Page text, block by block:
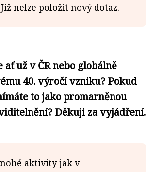
nelze položit nový dotaz.
už v ČR nebo globálně
40. výročí vzniku? Pokud
to jako promarněnou
Děkuji za vyjádření.
aktivity jak v